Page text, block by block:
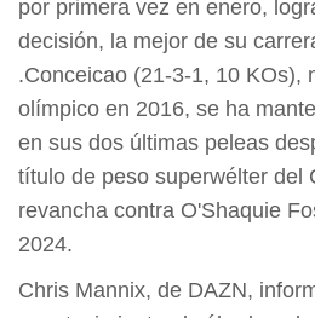
por primera vez en enero,
decisión, la mejor de su
.Conceicao (21-3-1, 10 KOs),
olímpico en 2016, se ha
en sus dos últimas peleas
título de peso superwélter del
revancha contra O'Shaquie
2024.
Chris Mannix, de DAZN,